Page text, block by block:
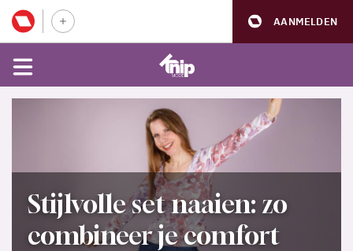
AANMELDEN
Stijlvolle set naaien: zo
combineer je comfort